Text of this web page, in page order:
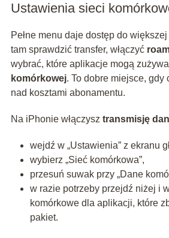
Ustawienia sieci
Pełne menu daje dostęp do
tam sprawdzić transfer, włączyć
wybrać, które aplikacje mogą
komórkowej. To dobre miejsce, gdy
nad kosztami abonamentu.
Na iPhonie włączysz transmisję
wejdź w „Ustawienia” z ekranu
wybierz „Sieć komórkowa”,
przesuń suwak przy „Dane
w razie potrzeby przejdź niżej i
komórkowe dla aplikacji, które
pakiet.